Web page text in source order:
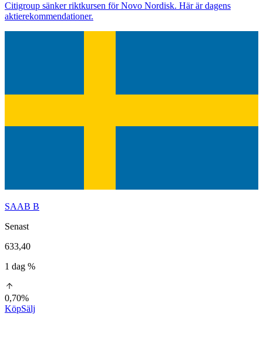
Citigroup sänker riktkursen för Novo Nordisk. Här är dagens
aktierekommendationer.
SAAB B
Senast
633,40
1 dag %
0,70%
KöpSälj